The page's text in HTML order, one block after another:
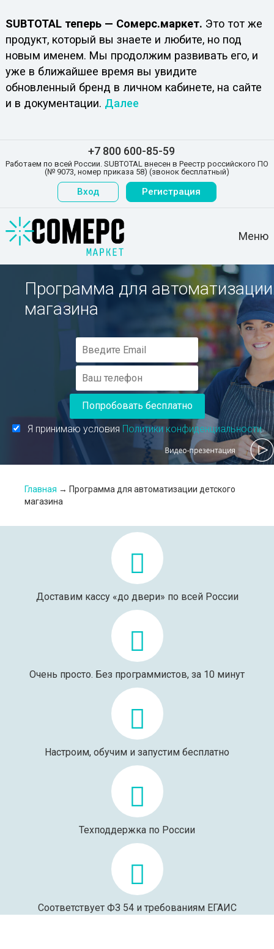
SUBTOTAL теперь — Сомерс.маркет. Это тот же
продукт, который вы знаете и любите, но под
новым именем. Мы продолжим развивать его, и
уже в ближайшее время вы увидите
обновленный бренд в личном кабинете, на сайте
и в документации. Далее
+7 800 600-85-59
Работаем по всей России. SUBTOTAL внесен в Реестр российского ПО
(№ 9073, номер приказа 58) (звонок бесплатный)
Вход Регистрация
Меню
Программа для автоматизации
магазина
Попробовать бесплатно
Я принимаю условия Политики конфиденциальности
Главная → Программа для автоматизации детского
магазина
Доставим кассу «до двери» по всей России
Очень просто. Без программистов, за 10 минут
Настроим, обучим и запустим бесплатно
Техподдержка по России
Соответствует ФЗ 54 и требованиям ЕГАИС